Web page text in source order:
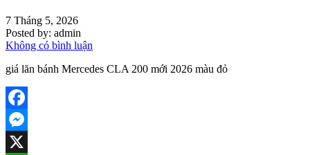
7 Tháng 5, 2026
Posted by: admin
Không có bình luận
giá lăn bánh Mercedes CLA 200 mới 2026 màu đỏ
Facebook
Messenger